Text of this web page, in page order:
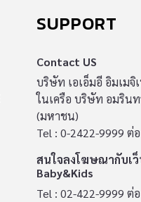
SUPPORT
Contact US
บริษัท เอเอ็มอี อิมเมจิ
ในเครือ บริษัท อมรินท
(มหาชน)
Tel : 0-2422-9999 ต่
สนใจลงโฆษณากับเ
Baby&Kids
Tel : 02-422-9999 ต่